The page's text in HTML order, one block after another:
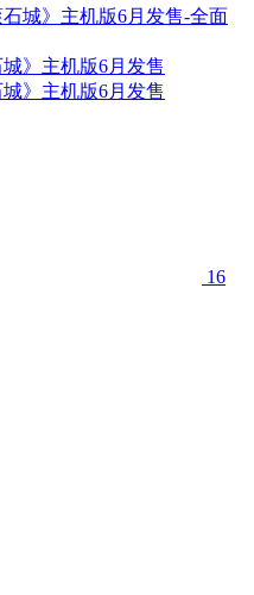
》主机版6月发售
》主机版6月发售
16